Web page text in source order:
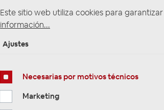
Este sitio web utiliza cookies para
información...
Ajustes
Necesarias por motivos técnicos
Marketing